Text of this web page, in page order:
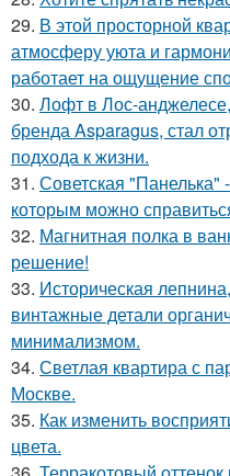
29. В этой просторной
атмосферу уюта и
работает на ощущение
30. Лофт в Лос-
бренда Asparagus, стал
подхода к жизни.
31. Советская "Панелька"
которым можно
32. Магнитная полка в
решение!
33. Историческая
винтажные детали
минимализмом.
34. Светлая квартира с
Москве.
35. Как изменить
цвета.